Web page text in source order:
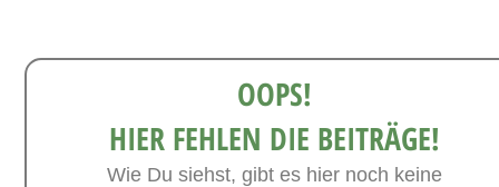
OOPS!
HIER FEHLEN DIE BEITRÄGE!
Wie Du siehst, gibt es hier noch keine